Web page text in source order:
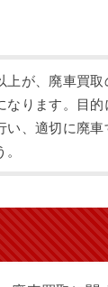
上が、廃車買
なります。目
い、適切に廃
。